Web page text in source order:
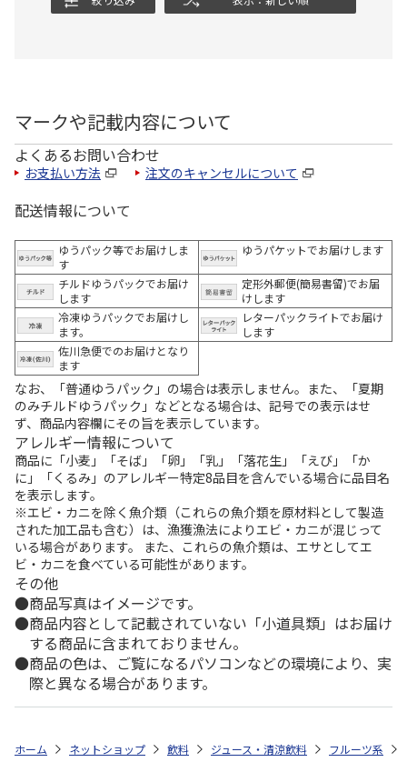
マークや記載内容について
よくあるお問い合わせ
お支払い方法 注文のキャンセルについて
配送情報について
ゆうパック等でお届けしま
す
ゆうパケットでお届けします
チルドゆうパックでお届け
します
定形外郵便(簡易書留)でお届
けします
冷凍ゆうパックでお届けし
ます。
レターパックライトでお届け
します
佐川急便でのお届けとなり
ます
なお、「普通ゆうパック」の場合は表示しません。また、「夏期
のみチルドゆうパック」などとなる場合は、記号での表示はせ
ず、商品内容欄にその旨を表示しています。
アレルギー情報について
商品に「小麦」「そば」「卵」「乳」「落花生」「えび」「か
に」「くるみ」のアレルギー特定8品目を含んでいる場合に品目名
を表示します。
※エビ・カニを除く魚介類（これらの魚介類を原材料として製造
された加工品も含む）は、漁獲漁法によりエビ・カニが混じって
いる場合があります。 また、これらの魚介類は、エサとしてエ
ビ・カニを食べている可能性があります。
その他
商品写真はイメージです。
商品内容として記載されていない「小道具類」はお届け
する商品に含まれておりません。
商品の色は、ご覧になるパソコンなどの環境により、実
際と異なる場合があります。
ホーム ネットショップ 飲料 ジュース・清涼飲料 フルーツ系